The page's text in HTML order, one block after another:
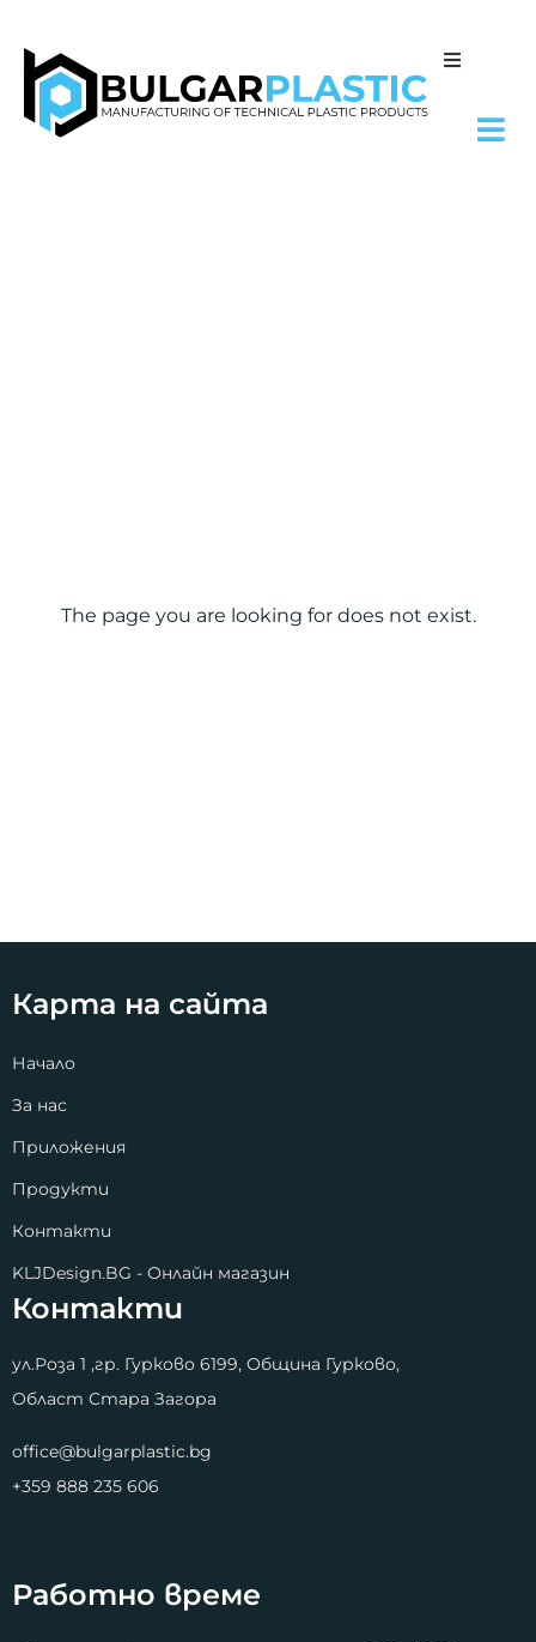
The page you are looking for does not exist.
Карта на сайта
Начало
За нас
Приложения
Продукти
Контакти
KLJDesign.BG - Онлайн магазин
Контакти
ул.Роза 1 ,гр. Гурково 6199, Община Гурково,
Област Стара Загора
office@bulgarplastic.bg
+359 888 235 606
Работно време